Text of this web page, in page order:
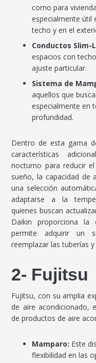
como para
especialmente útil
techo y en el
Conductos Slim-
espacios con
ajuste particular.
Sistema de
aquellos que
especialmente en
profundidad.
Dentro de esta gama
características
nocturno para reducir
sueño, la capacidad
una selección
adaptarse a la
quienes buscan
Daikin proporciona la
permite adquirir un
reemplazar las tuberías
2- Fujitsu
Fujitsu, con su amplia
de aire acondicionado,
de productos de aire
Mamparo: Este
flexibilidad en las